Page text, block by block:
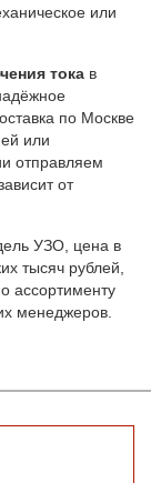
или
тока в
по Москве
или
отправляем
от
УЗО, цена в
тысяч рублей,
ассортименту
менеджеров.